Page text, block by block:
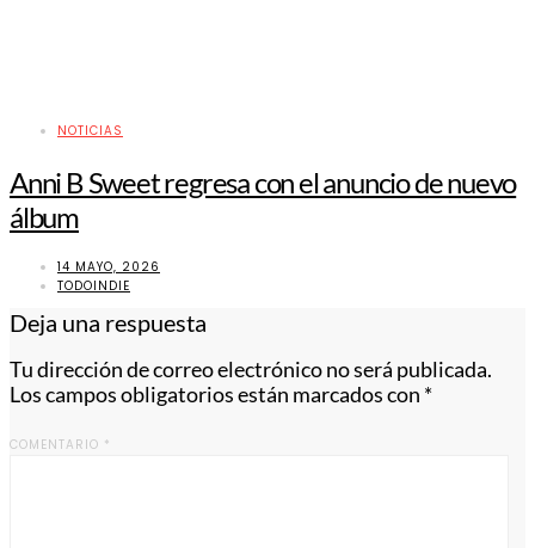
NOTICIAS
Anni B Sweet regresa con el anuncio de nuevo
álbum
14 MAYO, 2026
TODOINDIE
Deja una respuesta
Tu dirección de correo electrónico no será publicada.
Los campos obligatorios están marcados con *
COMENTARIO *